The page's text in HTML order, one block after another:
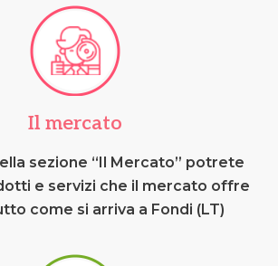
Il mercato
sezione “Il Mercato” potrete
e servizi che il mercato offre
come si arriva a Fondi (LT)